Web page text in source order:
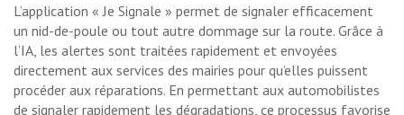
L’application « Je Signale » permet de signaler efficacement
un nid-de-poule ou tout autre dommage sur la route. Grâce à
l’IA, les alertes sont traitées rapidement et envoyées
directement aux services des mairies pour qu’elles puissent
procéder aux réparations. En permettant aux automobilistes
de signaler rapidement les dégradations, ce processus favorise